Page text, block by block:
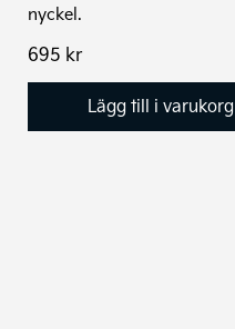
nyckel.
695 kr
Lägg till i varukorg